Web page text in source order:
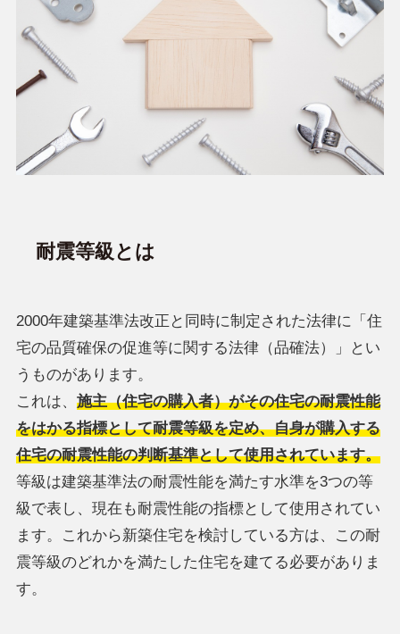
耐震等級とは
2000年建築基準法改正と同時に制定された法律に「住
宅の品質確保の促進等に関する法律（品確法）」とい
うものがあります。
これは、 施主（住宅の購入者）がその住宅の耐震性能
をはかる指標として耐震等級を定め、自身が購入する
住宅の耐震性能の判断基準として使用されています。
等級は建築基準法の耐震性能を満たす水準を3つの等
級で表し、現在も耐震性能の指標として使用されてい
ます。これから新築住宅を検討している方は、この耐
震等級のどれかを満たした住宅を建てる必要がありま
す。